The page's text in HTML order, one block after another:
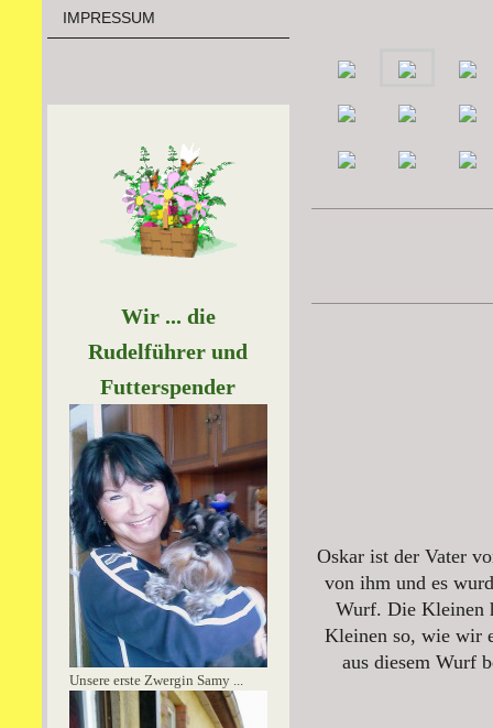
IMPRESSUM
Wir ... die
Rudelführer und
Futterspender
Unsere erste Zwergin Samy ...
Oskar ist der Vater
von ihm und es
Wurf. Die Kleinen
Kleinen so, wie wir
aus diesem Wurf